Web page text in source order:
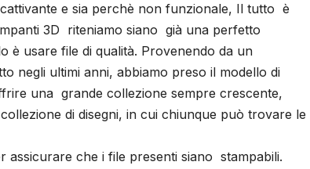
e sia perchè non funzionale, Il tutto è
3D riteniamo siano già una perfetto
è usare file di qualità. Provenendo da un
negli ultimi anni, abbiamo preso il modello di
una grande collezione sempre crescente,
di disegni, in cui chiunque può trovare le
assicurare che i file presenti siano stampabili.